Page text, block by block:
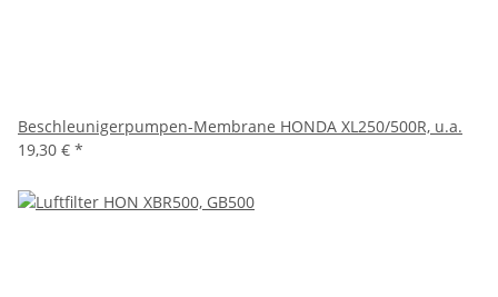
Beschleunigerpumpen-Membrane HONDA XL250/500R, u.a.
19,30 € *